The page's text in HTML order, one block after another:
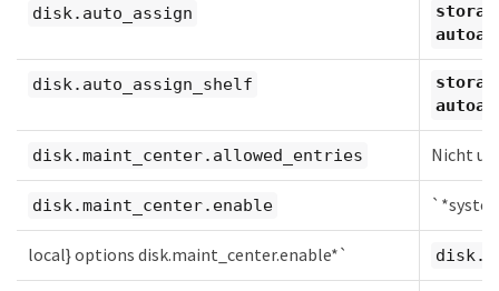
disk.auto_assign
disk.auto_assign_shelf
disk.maint_center.allowed_entries Nicht
disk.maint_center.enable
local} options disk.maint_center.enable*`